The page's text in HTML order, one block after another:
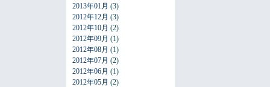
2013年01月 (3)
2012年12月 (3)
2012年10月 (2)
2012年09月 (1)
2012年08月 (1)
2012年07月 (2)
2012年06月 (1)
2012年05月 (2)